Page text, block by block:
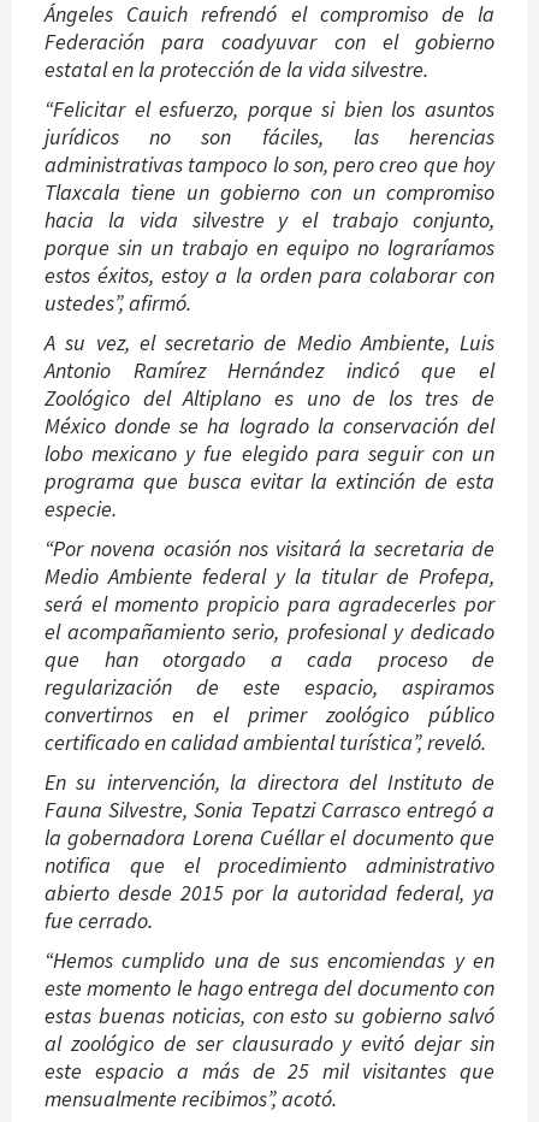
Ángeles Cauich refrendó el compromiso de la
Federación para coadyuvar con el gobierno
estatal en la protección de la vida silvestre.
“Felicitar el esfuerzo, porque si bien los asuntos
jurídicos no son fáciles, las herencias
administrativas tampoco lo son, pero creo que hoy
Tlaxcala tiene un gobierno con un compromiso
hacia la vida silvestre y el trabajo conjunto,
porque sin un trabajo en equipo no lograríamos
estos éxitos, estoy a la orden para colaborar con
ustedes”, afirmó.
A su vez, el secretario de Medio Ambiente, Luis
Antonio Ramírez Hernández indicó que el
Zoológico del Altiplano es uno de los tres de
México donde se ha logrado la conservación del
lobo mexicano y fue elegido para seguir con un
programa que busca evitar la extinción de esta
especie.
“Por novena ocasión nos visitará la secretaria de
Medio Ambiente federal y la titular de Profepa,
será el momento propicio para agradecerles por
el acompañamiento serio, profesional y dedicado
que han otorgado a cada proceso de
regularización de este espacio, aspiramos
convertirnos en el primer zoológico público
certificado en calidad ambiental turística”, reveló.
En su intervención, la directora del Instituto de
Fauna Silvestre, Sonia Tepatzi Carrasco entregó a
la gobernadora Lorena Cuéllar el documento que
notifica que el procedimiento administrativo
abierto desde 2015 por la autoridad federal, ya
fue cerrado.
“Hemos cumplido una de sus encomiendas y en
este momento le hago entrega del documento con
estas buenas noticias, con esto su gobierno salvó
al zoológico de ser clausurado y evitó dejar sin
este espacio a más de 25 mil visitantes que
mensualmente recibimos”, acotó.